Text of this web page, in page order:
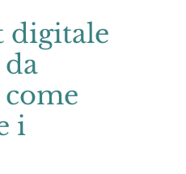
digitale
i